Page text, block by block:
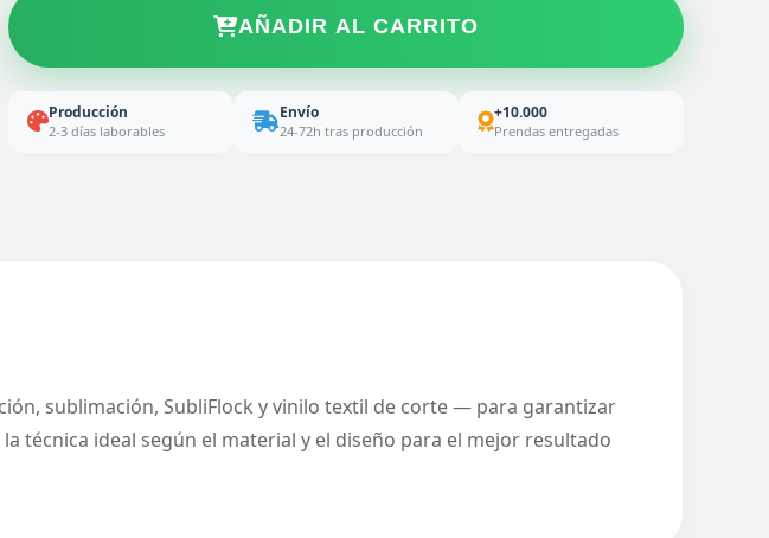
AÑADIR AL CARRITO
Producción
2-3 días laborables
Envío
24-72h tras producción
+10.000
Prendas entregadas
sublimación, SubliFlock y vinilo textil de corte — para garantizar
técnica ideal según el material y el diseño para el mejor resultado